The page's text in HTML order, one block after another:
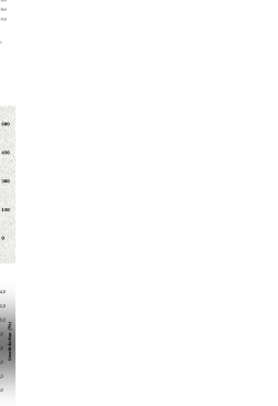
իշխանությունների
Ռուսաստանի հետ
ով նվազումը՝ նախորդ տարվա